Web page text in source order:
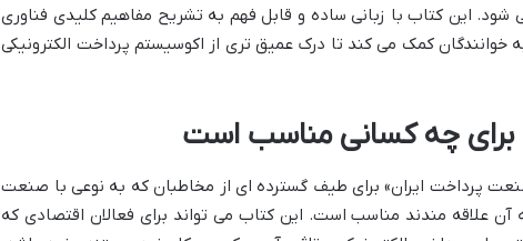
شود. این کتاب با زبانی ساده و قابل فهم به تشریح مفاهیم کلیدی فناوری
کمک می کند تا درک عمیق تری از اکوسیستم پرداخت الکترونیکی
برای چه کسانی مناسب است
پرداخت ایران» برای طیف گسترده ای از مخاطبان که به نوعی با صنعت
آن علاقه مندند مناسب است. این کتاب می تواند برای فعالان اقتصادی که